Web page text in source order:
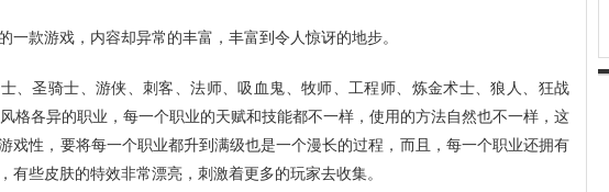
一款游戏，内容却异常的丰富，丰富到令人惊讶的地步。
、圣骑士、游侠、刺客、法师、吸血鬼、牧师、工程师、炼金术士、狼人、狂战
格各异的职业，每一个职业的天赋和技能都不一样，使用的方法自然也不一样，这
戏性，要将每一个职业都升到满级也是一个漫长的过程，而且，每一个职业还拥有
有些皮肤的特效非常漂亮，刺激着更多的玩家去收集。